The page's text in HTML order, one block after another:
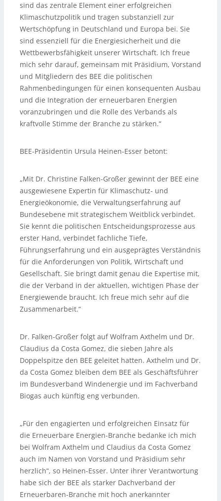
sind das zentrale Element einer erfolgreichen
Klimaschutzpolitik und tragen substanziell zur
Wertschöpfung in Deutschland und Europa bei. Sie
sind essenziell für die Energiesicherheit und die
Wettbewerbsfähigkeit unserer Wirtschaft. Ich freue
mich sehr darauf, gemeinsam mit Präsidium, Vorstand
und Mitgliedern des BEE die politischen
Rahmenbedingungen für einen konsequenten Ausbau
und die Integration der erneuerbaren Energien
voranzubringen und die Rolle des Verbands als
kraftvolle Stimme der Branche zu stärken.“
BEE-Präsidentin Ursula Heinen-Esser betont:
„Mit Dr. Christine Falken-Großer gewinnt der BEE eine
ausgewiesene Expertin für Klimaschutz- und
Energieökonomie, die Verwaltungserfahrung auf
Bundesebene mit strategischem Weitblick verbindet.
Sie kennt die politischen Entscheidungsprozesse aus
erster Hand, verbindet fachliche Tiefe,
Führungserfahrung und ein ausgeprägtes Verständnis
für die Anforderungen von Politik, Wirtschaft und
Gesellschaft. Sie bringt damit genau die Expertise mit,
die der Verband in der aktuellen, wichtigen Phase der
Energiewende braucht. Ich freue mich sehr auf die
Zusammenarbeit.“
Dr. Falken-Großer folgt auf Wolfram Axthelm und Dr.
Claudius da Costa Gomez, die sieben Jahre als
Doppelspitze den BEE geleitet hatten. Axthelm und Dr.
da Costa Gomez bleiben dem BEE als Geschäftsführer
im Bundesverband Windenergie und im Fachverband
Biogas auch künftig eng verbunden.
„Für den engagierten und erfolgreichen Einsatz für
die Erneuerbare Energien-Branche bedanke ich mich
bei Wolfram Axthelm und Claudius da Costa Gomez
auch im Namen von Vorstand und Präsidium sehr
herzlich“, so Heinen-Esser. Unter ihrer Verantwortung
habe sich der BEE als starker Dachverband der
Erneuerbaren-Branche mit hoch anerkannter